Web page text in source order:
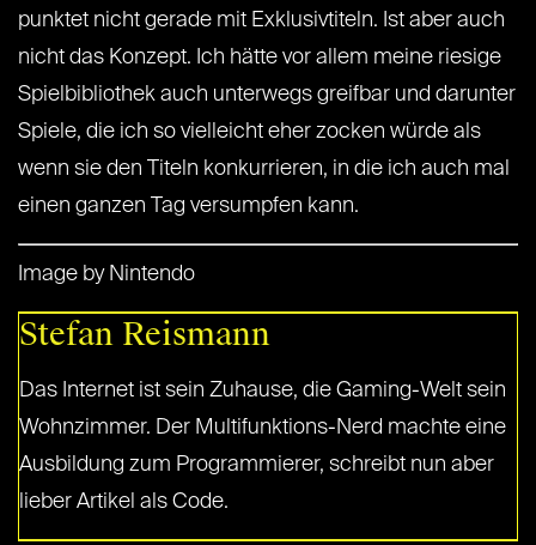
punktet nicht gerade mit Exklusivtiteln. Ist aber auch
nicht das Konzept. Ich hätte vor allem meine riesige
Spielbibliothek auch unterwegs greifbar und darunter
Spiele, die ich so vielleicht eher zocken würde als
wenn sie den Titeln konkurrieren, in die ich auch mal
einen ganzen Tag versumpfen kann.
Image by Nintendo
Stefan Reismann
Das Internet ist sein Zuhause, die Gaming-Welt sein
Wohnzimmer. Der Multifunktions-Nerd machte eine
Ausbildung zum Programmierer, schreibt nun aber
lieber Artikel als Code.